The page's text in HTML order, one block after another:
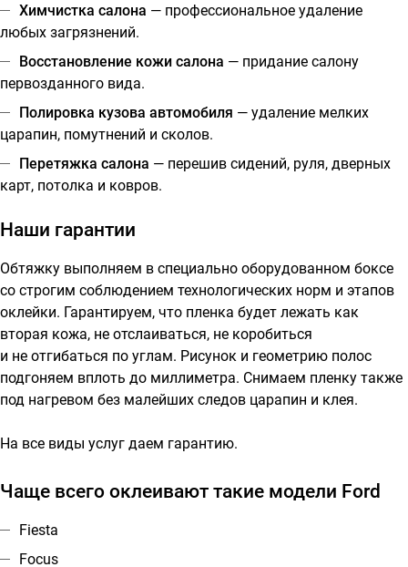
Химчистка салона — профессиональное удаление
любых загрязнений.
Восстановление кожи салона — придание салону
первозданного вида.
Полировка кузова автомобиля — удаление мелких
царапин, помутнений и сколов.
Перетяжка салона — перешив сидений, руля, дверных
карт, потолка и ковров.
Наши гарантии
Обтяжку выполняем в специально оборудованном боксе
со строгим соблюдением технологических норм и этапов
оклейки. Гарантируем, что пленка будет лежать как
вторая кожа, не отслаиваться, не коробиться
и не отгибаться по углам. Рисунок и геометрию полос
подгоняем вплоть до миллиметра. Снимаем пленку также
под нагревом без малейших следов царапин и клея.
На все виды услуг даем гарантию.
Чаще всего оклеивают такие модели Ford
Fiesta
Focus